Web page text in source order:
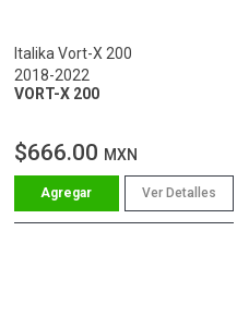
Italika Vort-X 200
2018-2022
VORT-X 200
$666.00 MXN
Ver Detalles